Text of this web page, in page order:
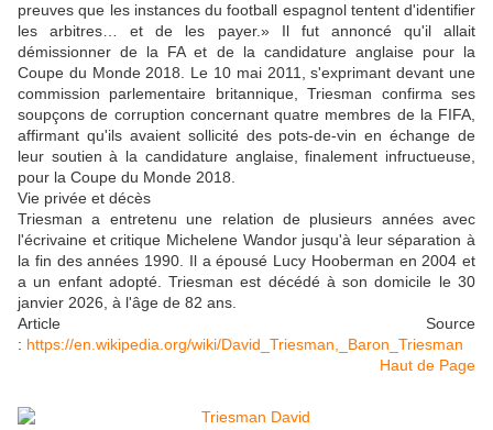
preuves que les instances du football espagnol tentent d'identifier
les arbitres… et de les payer.» Il fut annoncé qu'il allait
démissionner de la FA et de la candidature anglaise pour la
Coupe du Monde 2018. Le 10 mai 2011, s'exprimant devant une
commission parlementaire britannique, Triesman confirma ses
soupçons de corruption concernant quatre membres de la FIFA,
affirmant qu'ils avaient sollicité des pots-de-vin en échange de
leur soutien à la candidature anglaise, finalement infructueuse,
pour la Coupe du Monde 2018.
Vie privée et décès
Triesman a entretenu une relation de plusieurs années avec
l'écrivaine et critique Michelene Wandor jusqu'à leur séparation à
la fin des années 1990. Il a épousé Lucy Hooberman en 2004 et
a un enfant adopté. Triesman est décédé à son domicile le 30
janvier 2026, à l'âge de 82 ans.
Article Source
: https://en.wikipedia.org/wiki/David_Triesman,_Baron_Triesman
Haut de Page